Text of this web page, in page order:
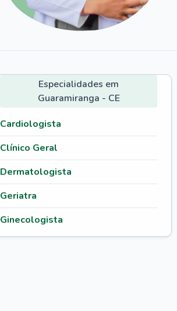
Especialidades em
Guaramiranga - CE
Cardiologista
Clínico Geral
Dermatologista
Geriatra
Ginecologista